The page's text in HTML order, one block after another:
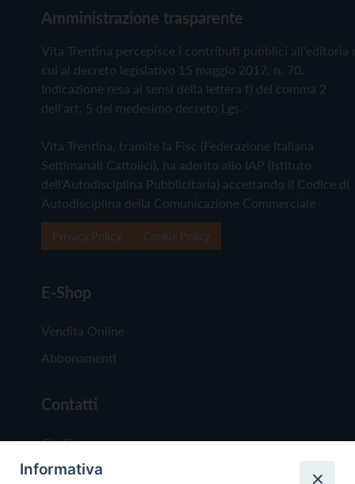
Amministrazione trasparente
Vita Trentina percepisce i contributi pubblici all'editoria
cui al decreto legislativo 15 maggio 2017, n. 70.
Indicazione resa ai sensi della lettera f) del comma 2
dell'art. 5 del medesimo decreto Lgs.
Vita Trentina, tramite la Fisc (Federazione Italiana
Settimanali Cattolici), ha aderito allo IAP (Istituto
dell'Autodisciplina Pubblicitaria) accettando il Codice di
Autodisciplina della Comunicazione Commerciale
E-Shop
Vendita Online
Abbonamenti
Contatti
Chi Siamo
Redazione
Informativa